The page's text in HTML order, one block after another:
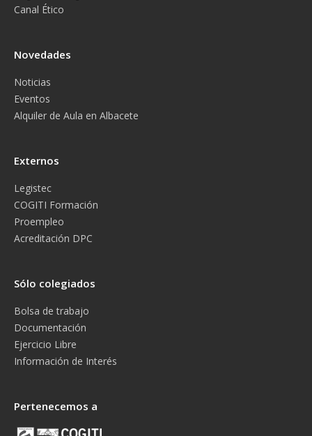
Canal Ético
Novedades
Noticias
Eventos
Alquiler de Aula en Albacete
Externos
Legistec
COGITI Formación
Proempleo
Acreditación DPC
Sólo colegiados
Bolsa de trabajo
Documentación
Ejercicio Libre
Información de Interés
Pertenecemos a